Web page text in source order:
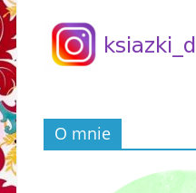
O mnie